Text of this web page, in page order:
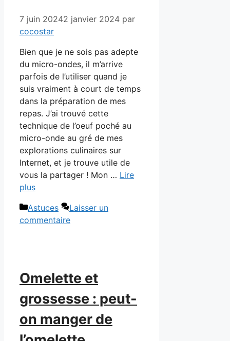
7 juin 20242 janvier 2024 par
cocostar
Bien que je ne sois pas adepte
du micro-ondes, il m’arrive
parfois de l’utiliser quand je
suis vraiment à court de temps
dans la préparation de mes
repas. J’ai trouvé cette
technique de l’oeuf poché au
micro-onde au gré de mes
explorations culinaires sur
Internet, et je trouve utile de
vous la partager ! Mon … Lire
plus
Catégories
Astuces
Laisser un
commentaire
Omelette et
grossesse : peut-
on manger de